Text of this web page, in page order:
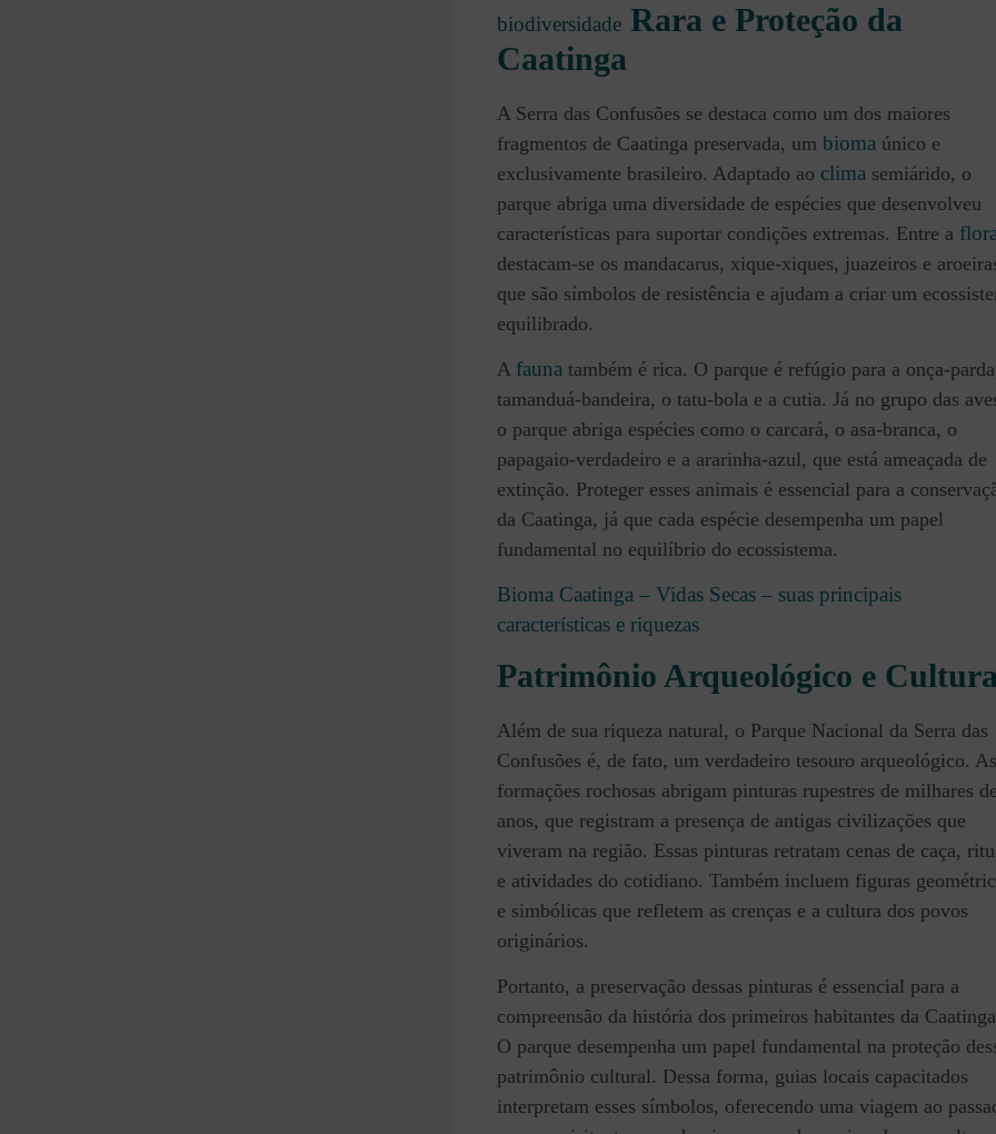
biodiversidade Rara e Proteção da
Caatinga
A Serra das Confusões se destaca como um dos maiores
fragmentos de Caatinga preservada, um bioma único e
exclusivamente brasileiro. Adaptado ao clima semiárido, o
parque abriga uma diversidade de espécies que desenvolveu
características para suportar condições extremas. Entre a flora
destacam-se os mandacarus, xique-xiques, juazeiros e
que são símbolos de resistência e ajudam a criar um
equilibrado.
A fauna também é rica. O parque é refúgio para a onça-
tamanduá-bandeira, o tatu-bola e a cutia. Já no grupo das
o parque abriga espécies como o carcará, o asa-branca, o
papagaio-verdadeiro e a ararinha-azul, que está ameaçada de
extinção. Proteger esses animais é essencial para a
da Caatinga, já que cada espécie desempenha um papel
fundamental no equilíbrio do ecossistema.
Bioma Caatinga – Vidas Secas – suas principais
características e riquezas
Patrimônio Arqueológico e
Além de sua riqueza natural, o Parque Nacional da Serra das
Confusões é, de fato, um verdadeiro tesouro arqueológico. As
formações rochosas abrigam pinturas rupestres de milhares de
anos, que registram a presença de antigas civilizações que
viveram na região. Essas pinturas retratam cenas de caça,
e atividades do cotidiano. Também incluem figuras
e simbólicas que refletem as crenças e a cultura dos povos
originários.
Portanto, a preservação dessas pinturas é essencial para a
compreensão da história dos primeiros habitantes da
O parque desempenha um papel fundamental na proteção
patrimônio cultural. Dessa forma, guias locais capacitados
interpretam esses símbolos, oferecendo uma viagem ao